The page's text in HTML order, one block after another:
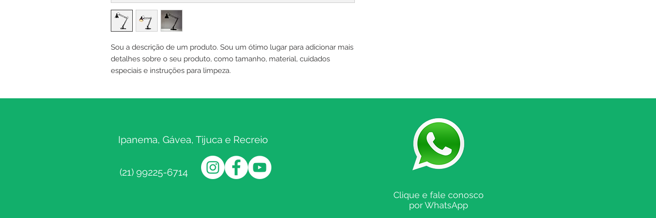
Sou a descrição de um produto. Sou um ótimo lugar para adicionar mais
detalhes sobre o seu produto, como tamanho, material, cuidados
especiais e instruções para limpeza.
Ipanema, Gávea, Tijuca e Recreio
(21) 99225-6714
Clique e fale conosco
por WhatsApp